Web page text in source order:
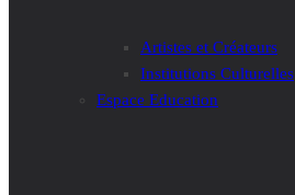
Artistes et Créateurs
Institutions Culturelles
Espace Education